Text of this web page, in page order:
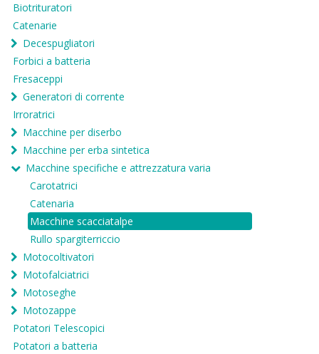
Biotrituratori
Catenarie
Decespugliatori
Forbici a batteria
Fresaceppi
Generatori di corrente
Irroratrici
Macchine per diserbo
Macchine per erba sintetica
Macchine specifiche e attrezzatura varia
Carotatrici
Catenaria
Macchine scacciatalpe
Rullo spargiterriccio
Motocoltivatori
Motofalciatrici
Motoseghe
Motozappe
Potatori Telescopici
Potatori a batteria